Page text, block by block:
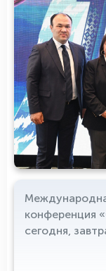
конференция
сегодня,